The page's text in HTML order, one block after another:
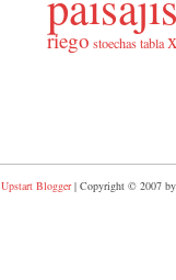
riego stoechastabla
Upstart Blogger| Copyright © 2007 by